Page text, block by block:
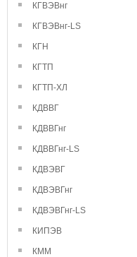
КГВЭВнг
КГВЭВнг-LS
КГН
КГТП
КГТП-ХЛ
КДВВГ
КДВВГнг
КДВВГнг-LS
КДВЭВГ
КДВЭВГнг
КДВЭВГнг-LS
КИПЭВ
КММ